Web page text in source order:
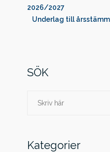
2026/2027
Underlag till
SÖK
Sök
Kategorier